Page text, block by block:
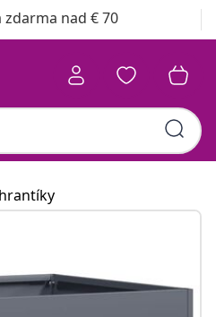
zdarma nad € 70